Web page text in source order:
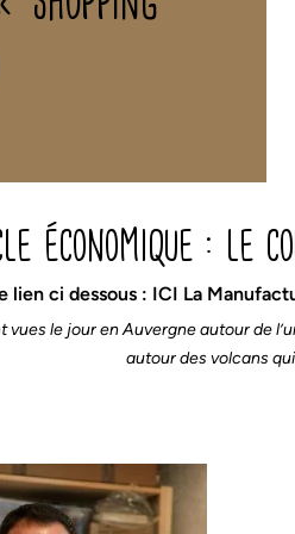
Chaussettes noël
Drap-housse
Drap-housse couffin
économique : le
ci dessous : ICI La
vues le jour en Auvergne autour
autour des volcans